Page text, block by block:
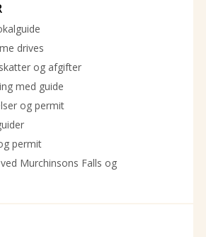
drives
og afgifter
med guide
og permit
permit
Murchinsons Falls og